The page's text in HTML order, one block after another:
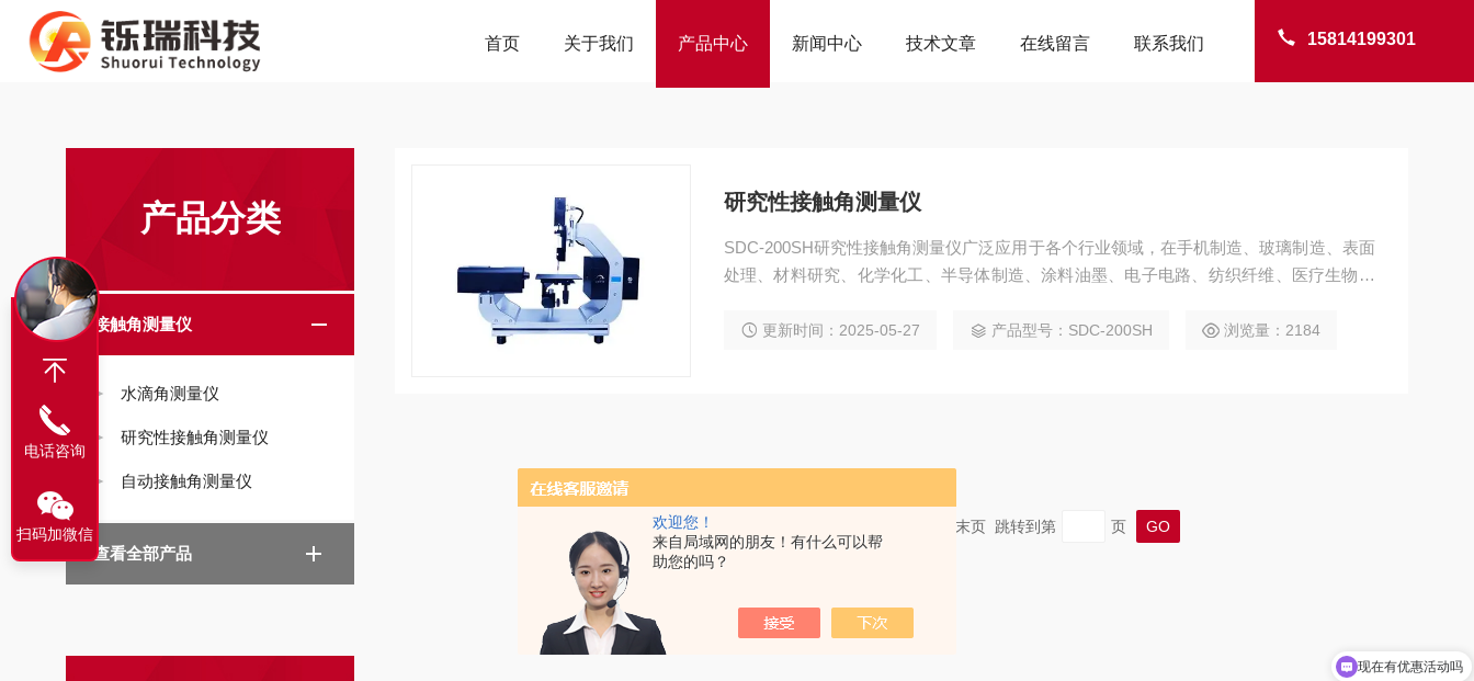
欢迎您！
来自局域网的朋友！有什么可以帮
助您的吗？
15814199301
首页 关于我们 产品中心 新闻中心 技术文章 在线留言 联系我们
产品分类
接触角测量仪
水滴角测量仪
研究性接触角测量仪
自动接触角测量仪
查看全部产品
研究性接触角测量仪
SDC-200SH研究性接触角测量仪广泛应用于各个行业领域，在手机制造、玻璃制造、表面
处理、材料研究、化学化工、半导体制造、涂料油墨、电子电路、纺织纤维、医疗生物等
更新时间：2025-05-27 产品型号：SDC-200SH 浏览量：2184
共 1 条记录，当前 1 / 1 页 首页 上一页 下一页 末页 跳转到第 页
电话咨询
扫码加微信
现在有优惠活动吗